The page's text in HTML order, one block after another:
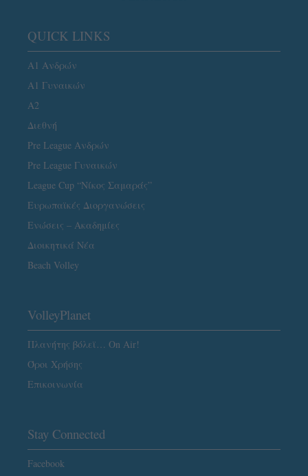
QUICK LINKS
Α1 Ανδρών
Α1 Γυναικών
A2
Διεθνή
Pre League Ανδρών
Pre League Γυναικών
League Cup “Νίκος Σαμαράς”
Ευρωπαϊκές Διοργανώσεις
Ενώσεις – Ακαδημίες
Διοικητικά Νέα
Beach Volley
VolleyPlanet
Πλανήτης βόλεϊ… On Air!
Όροι Χρήσης
Επικοινωνία
Stay Connected
Facebook